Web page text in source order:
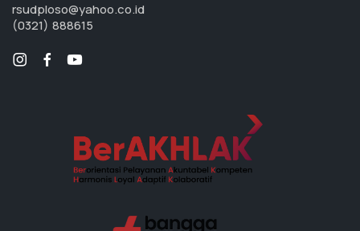
rsudploso@yahoo.co.id
(0321) 888615